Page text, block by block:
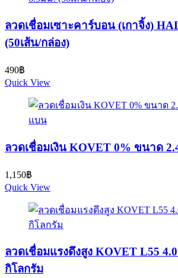
ลวดเชื่อมเซาะคาร์บอน (เกาจิ้ง)
(50เส้น/กล่อง)
490฿
Quick View
ลวดเชื่อมเงิน KOVET 0% ขนาด
1,150฿
Quick View
ลวดเชื่อมแรงดึงสูง KOVET L55
กิโลกรัม